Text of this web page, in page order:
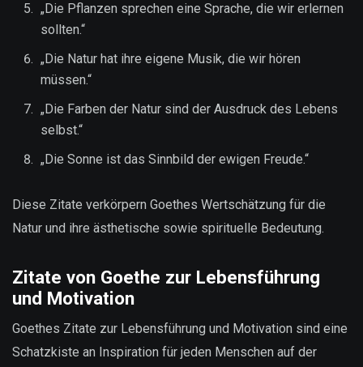
„Die Pflanzen sprechen eine Sprache, die wir erlernen
sollten.“
„Die Natur hat ihre eigene Musik, die wir hören
müssen.“
„Die Farben der Natur sind der Ausdruck des Lebens
selbst.“
„Die Sonne ist das Sinnbild der ewigen Freude.“
Diese Zitate verkörpern Goethes Wertschätzung für die
Natur und ihre ästhetische sowie spirituelle Bedeutung.
Zitate von Goethe zur Lebensführung
und Motivation
Goethes Zitate zur Lebensführung und Motivation sind eine
Schatzkiste an Inspiration für jeden Menschen auf der